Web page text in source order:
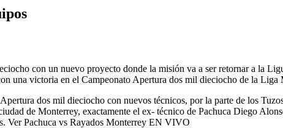
con un nuevo proyecto donde la misión va a ser retornar a la
una victoria en el Campeonato Apertura dos mil dieciocho de la
dos mil dieciocho con nuevos técnicos, por la parte de los
de Monterrey, exactamente el ex- técnico de Pachuca Diego
Ver Pachuca vs Rayados Monterrey EN VIVO